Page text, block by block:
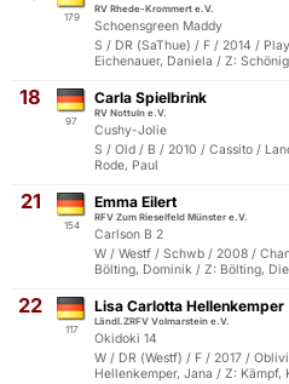
179
RV Rhede-Krommert e.V.
Schoensgreen Maddy
S / DR (SaThue) / F / 2014 /
Eichenauer, Daniela / Z:
18
97
Carla Spielbrink
RV Nottuln e.V.
Cushy-Jolie
S / Old / B / 2010 / Cassito /
Rode, Paul
21
154
Emma Eilert
RFV Zum Rieselfeld Münster e.V.
Carlson B 2
W / Westf / Schwb / 2008 /
Bölting, Dominik / Z: Bölting,
22
117
Lisa Carlotta Hellenkemper
Ländl.ZRFV Volmarstein e.V.
Okidoki 14
W / DR (Westf) / F / 2017 /
Hellenkemper, Jana / Z: Kämpf,